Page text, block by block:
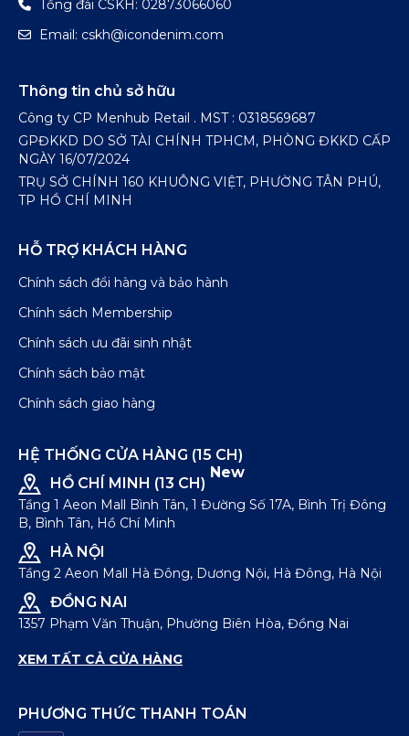
Tổng đài CSKH: 02873066060
Email: cskh@icondenim.com
Thông tin chủ sở hữu
Công ty CP Menhub Retail . MST : 0318569687
GPĐKKD DO SỞ TÀI CHÍNH TPHCM, PHÒNG ĐKKD CẤP
NGÀY 16/07/2024
TRỤ SỞ CHÍNH 160 KHUÔNG VIỆT, PHƯỜNG TÂN PHÚ,
TP HỒ CHÍ MINH
HỖ TRỢ KHÁCH HÀNG
Chính sách đổi hàng và bảo hành
Chính sách Membership
Chính sách ưu đãi sinh nhật
Chính sách bảo mật
Chính sách giao hàng
HỆ THỐNG CỬA HÀNG (15 CH)
HỒ CHÍ MINH (13 CH)
New
Tầng 1 Aeon Mall Bình Tân, 1 Đường Số 17A, Bình Trị Đông
B, Bình Tân, Hồ Chí Minh
HÀ NỘI
Tầng 2 Aeon Mall Hà Đông, Dương Nội, Hà Đông, Hà Nội
ĐỒNG NAI
1357 Phạm Văn Thuận, Phường Biên Hòa, Đồng Nai
XEM TẤT CẢ CỬA HÀNG
PHƯƠNG THỨC THANH TOÁN